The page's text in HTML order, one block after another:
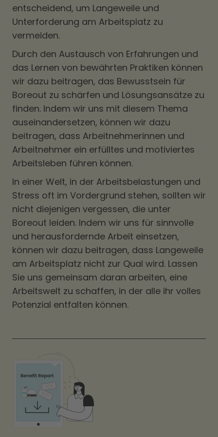
entscheidend, um Langeweile und
Unterforderung am Arbeitsplatz zu
vermeiden.
Durch den Austausch von Erfahrungen und
das Lernen von bewährten Praktiken können
wir dazu beitragen, das Bewusstsein für
Boreout zu schärfen und Lösungsansätze zu
finden. Indem wir uns mit diesem Thema
auseinandersetzen, können wir dazu
beitragen, dass Arbeitnehmerinnen und
Arbeitnehmer ein erfülltes und motiviertes
Arbeitsleben führen können.
In einer Welt, in der Arbeitsbelastungen und
Stress oft im Vordergrund stehen, sollten wir
nicht diejenigen vergessen, die unter
Boreout leiden. Indem wir uns für sinnvolle
und herausfordernde Arbeit einsetzen,
können wir dazu beitragen, dass Langeweile
am Arbeitsplatz nicht zur Qual wird. Lassen
Sie uns gemeinsam daran arbeiten, eine
Arbeitswelt zu schaffen, in der alle ihr volles
Potenzial entfalten können.